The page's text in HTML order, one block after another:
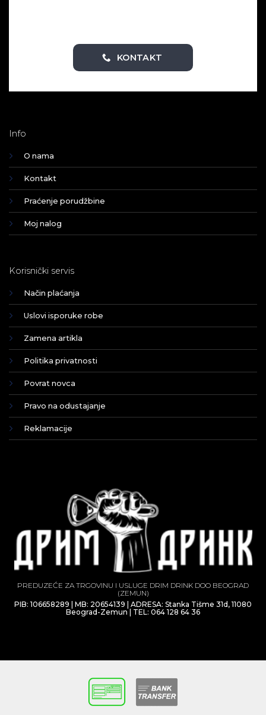
KONTAKT
Info
O nama
Kontakt
Praćenje porudžbine
Moj nalog
Korisnički servis
Način plaćanja
Uslovi isporuke robe
Zamena artikla
Politika privatnosti
Povrat novca
Pravo na odustajanje
Reklamacije
PREDUZEĆE ZA TRGOVINU I USLUGE DRIM DRINK DOO BEOGRAD
(ZEMUN)
PIB: 106658289 | MB: 20654139 | ADRESA: Stanka Tišme 31d, 11080
Beograd-Zemun | TEL: 064 128 64 36